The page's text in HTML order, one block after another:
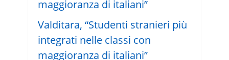
Valditara, “Studenti stranieri più
integrati nelle classi con
maggioranza di italiani”